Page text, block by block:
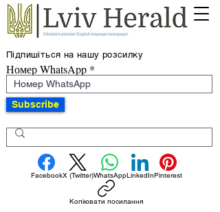
Підпишіться на нашу розсилку
Номер WhatsApp
Subscribe
FacebookX (Twitter)WhatsAppLinkedInPinterest
Копіювати посилання